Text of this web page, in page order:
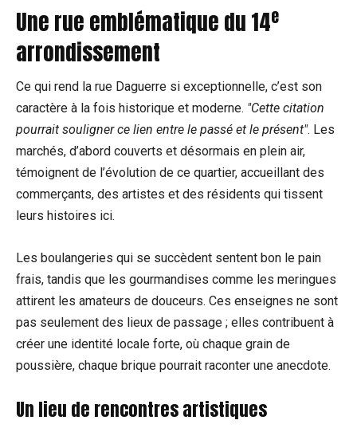
Une rue emblématique du 14e
arrondissement
Ce qui rend la rue Daguerre si exceptionnelle, c’est son
caractère à la fois historique et moderne. Cette citation
pourrait souligner ce lien entre le passé et le présent . Les
marchés, d’abord couverts et désormais en plein air,
témoignent de l’évolution de ce quartier, accueillant des
commerçants, des artistes et des résidents qui tissent
leurs histoires ici.
Les boulangeries qui se succèdent sentent bon le pain
frais, tandis que les gourmandises comme les meringues
attirent les amateurs de douceurs. Ces enseignes ne sont
pas seulement des lieux de passage ; elles contribuent à
créer une identité locale forte, où chaque grain de
poussière, chaque brique pourrait raconter une anecdote.
Un lieu de rencontres artistiques